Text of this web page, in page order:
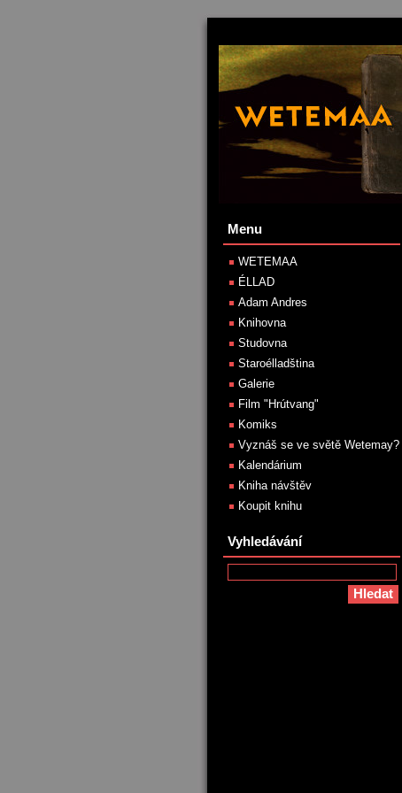
Menu
WETEMAA
ÉLLAD
Adam Andres
Knihovna
Studovna
Staroélladština
Galerie
Film "Hrútvang"
Komiks
Vyznáš se ve světě Wetemay?
Kalendárium
Kniha návštěv
Koupit knihu
Vyhledávání